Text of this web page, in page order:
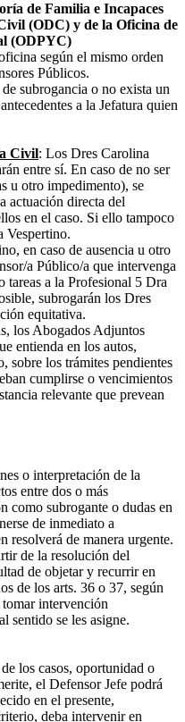
de Familia e Incapaces
(ODC) y de la Oficina de
(ODPYC)
según el mismo orden
Públicos.
subrogancia o no exista un
a la Jefatura quien
Civil: Los Dres Carolina
entre sí. En caso de no ser
u otro impedimento), se
actuación directa del
en el caso. Si ello tampoco
Vespertino.
en caso de ausencia u otro
a Público/a que intervenga
tareas a la Profesional 5 Dra
subrogarán los Dres
equitativa.
los Abogados Adjuntos
entienda en los autos,
sobre los trámites pendientes
cumplirse o vencimientos
relevante que prevean
o interpretación de la
entre dos o más
como subrogante o dudas en
de inmediato a
resolverá de manera urgente.
de la resolución del
de objetar y recurrir en
de los arts. 36 o 37, según
intervención
sentido se les asigne.
los casos, oportunidad o
el Defensor Jefe podrá
en el presente,
deba intervenir en